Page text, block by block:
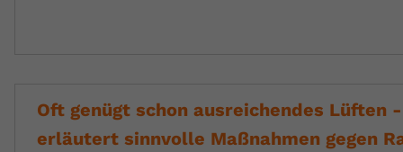
Oft genügt schon ausreichendes Lüften -
erläutert sinnvolle Maßnahmen gegen